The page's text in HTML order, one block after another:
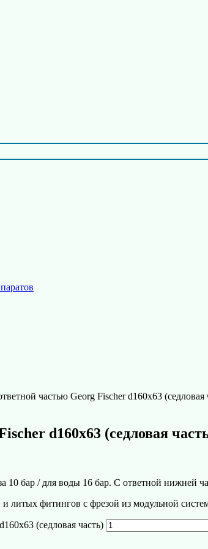
частью Georg Fischer d160х63 (седловая
d160х63 (седловая
10 бар / для воды 16 бар. С ответной нижней
литых фитингов с фрезой из модульной
(седловая часть)